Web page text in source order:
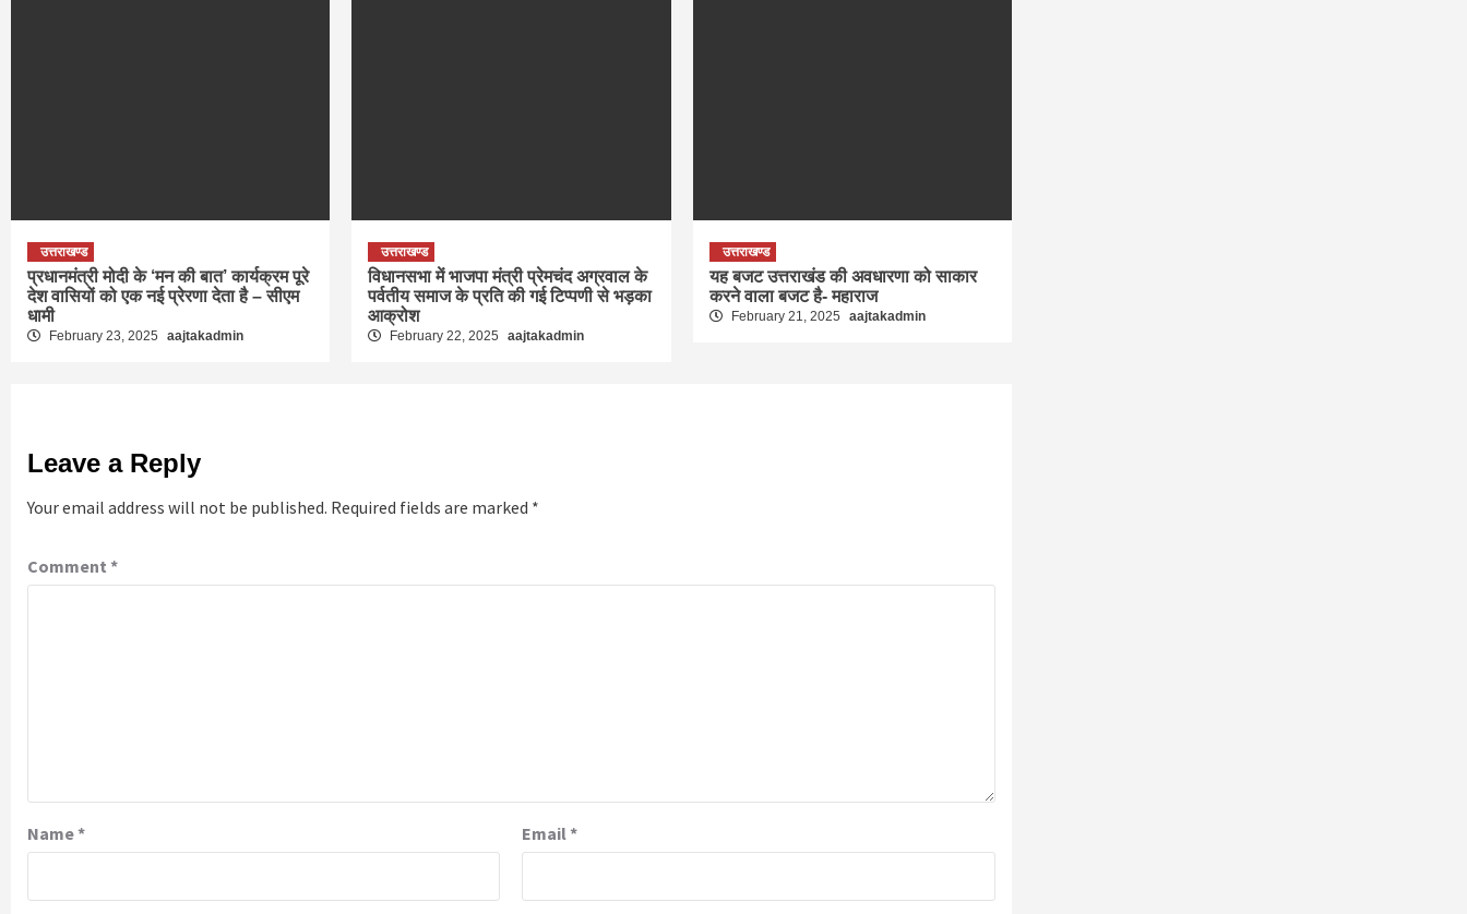
उत्तराखण्ड
प्रधानमंत्री मोदी के ‘मन की बात’ कार्यक्रम पूरे
देश वासियों को एक नई प्रेरणा देता है – सीएम
धामी
February 23, 2025 aajtakadmin
उत्तराखण्ड
विधानसभा में भाजपा मंत्री प्रेमचंद अग्रवाल के
पर्वतीय समाज के प्रति की गई टिप्पणी से भड़का
आक्रोश
February 22, 2025 aajtakadmin
उत्तराखण्ड
यह बजट उत्तराखंड की अवधारणा को साकार
करने वाला बजट है- महाराज
February 21, 2025 aajtakadmin
Leave a Reply
Your email address will not be published. Required fields are marked *
Comment *
Name* Email*